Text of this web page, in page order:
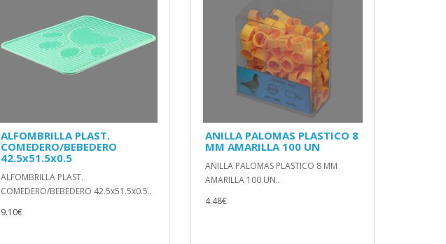
ALFOMBRILLA PLAST.
COMEDERO/BEBEDERO
42.5x51.5x0.5
ALFOMBRILLA PLAST.
COMEDERO/BEBEDERO 42.5x51.5x0.5..
9.10€
ANILLA PALOMAS PLASTICO 8
MM AMARILLA 100 UN
ANILLA PALOMAS PLASTICO 8 MM
AMARILLA 100 UN..
4.48€